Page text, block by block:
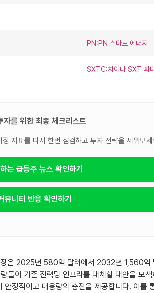
PN:PN 스마트 에너지
SXTC:차이나 SXT 파
자를 위한 최종 체크리스트
지표를 다시 한번 점검하고 투자 전략을 세워보세
는 급등주 뉴스 확인하기
뮤니티 반응 확인하기
은 2025년 580억 달러에서 2032년 1,560억
들이 기존 전력망 인프라를 대체할 대안을 모
정적이고 대용량의 충전을 제공합니다. 이를